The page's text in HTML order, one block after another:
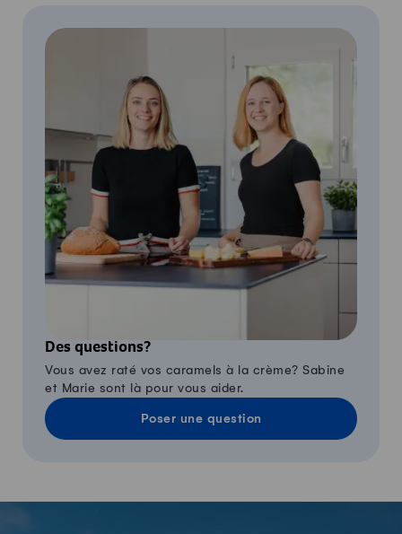
Des questions?
Vous avez raté vos caramels à la crème? Sabine
et Marie sont là pour vous aider.
Poser une question